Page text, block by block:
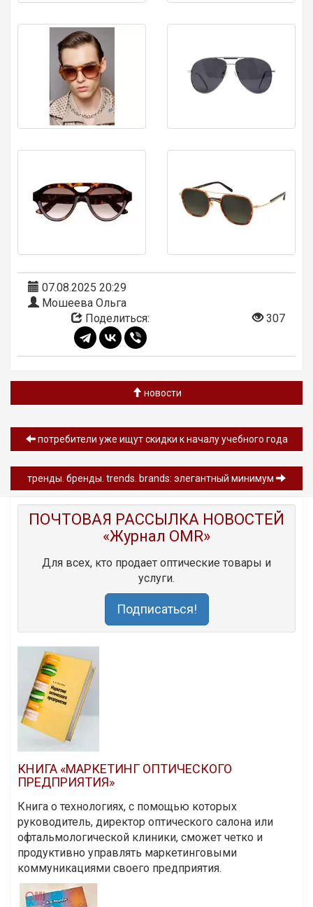
07.08.2025 20:29
Мошеева Ольга
Поделиться:
307
новости
потребители уже ищут скидки к началу учебного года
тренды. бренды. trends. brands: элегантный минимум
ПОЧТОВАЯ РАССЫЛКА НОВОСТЕЙ
«Журнал OMR»
Для всех, кто продает оптические товары и
услуги.
Подписаться!
КНИГА «МАРКЕТИНГ ОПТИЧЕСКОГО
ПРЕДПРИЯТИЯ»
Книга о технологиях, с помощью которых
руководитель, директор оптического салона или
офтальмологической клиники, сможет четко и
продуктивно управлять маркетинговыми
коммуникациями своего предприятия.